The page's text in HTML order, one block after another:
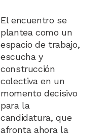
El encuentro se
plantea como un
espacio de trabajo,
escucha y
construcción
colectiva en un
momento decisivo
para la
candidatura, que
afronta ahora la